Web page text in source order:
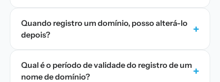
Quando registro um domínio, posso alterá-lo
depois?
+
Qual é o período de validade do registro de um
nome de domínio?
+